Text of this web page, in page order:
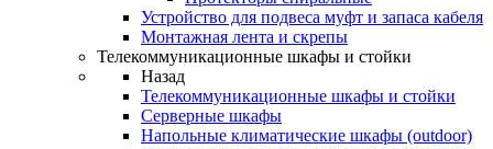
Устройство для подвеса муфт и запаса кабеля
Монтажная лента и скрепы
Телекоммуникационные шкафы и стойки
Назад
Телекоммуникационные шкафы и стойки
Серверные шкафы
Напольные климатические шкафы (outdoor)